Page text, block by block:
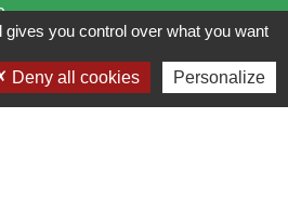
you control over what you want
Deny all cookies Personalize